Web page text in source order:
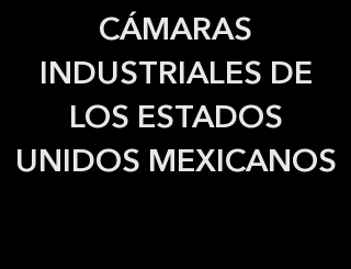
CÁMARAS
INDUSTRIALES DE
LOS ESTADOS
UNIDOS MEXICANOS